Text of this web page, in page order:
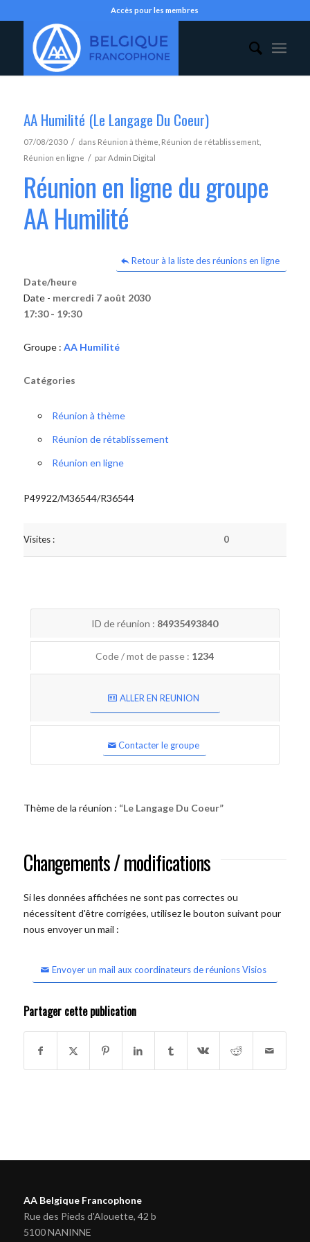
Accès pour les membres
AA Humilité (Le Langage Du Coeur)
07/08/2030 / dans Réunion à thème Réunion de rétablissement,
Réunion en ligne / parAdmin Digital
Réunion en ligne du groupe
AA Humilité
Retour à la liste des réunions en ligne
Date/heure
Date - mercredi 7 août 2030
17:30 - 19:30
Groupe : AA Humilité
Catégories
Réunion à thème
Réunion de rétablissement
Réunion en ligne
P49922/M36544/R36544
Visites : 0
ID de réunion : 84935493840
Code / mot de passe : 1234
ALLER EN REUNION
Contacter le groupe
Thème de la réunion : “Le Langage Du Coeur”
Changements / modifications
Si les données affichées ne sont pas correctes ou
nécessitent d'être corrigées, utilisez le bouton suivant pour
nous envoyer un mail :
Envoyer un mail aux coordinateurs de réunions Visios
Partager cette publication
AA Belgique Francophone
Rue des Pieds d'Alouette, 42 b
5100 NANINNE